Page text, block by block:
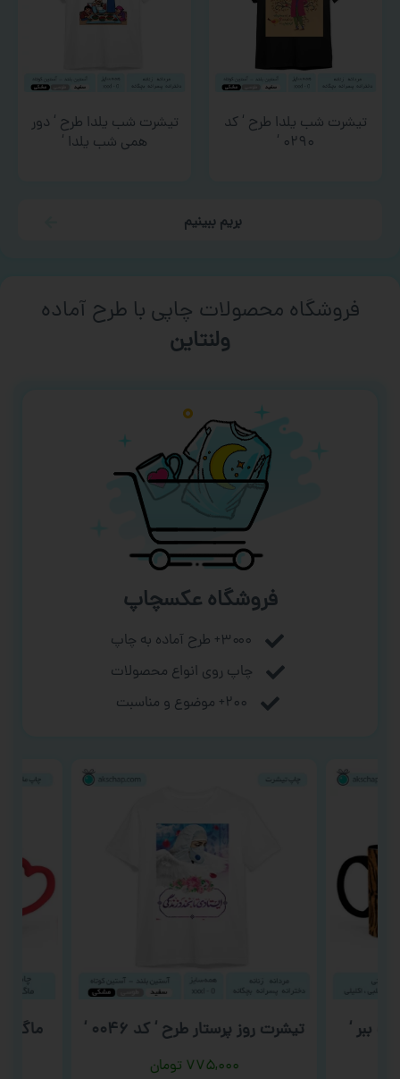
تیشرت شب یلدا طرح ‘ کد
۰۲۹۰ ‘
تیشرت شب یلدا طرح ‘ دور
همی شب یلدا ‘
بریم ببینیم
فروشگاه محصولات چاپی با طرح آماده
ورزشی
فروشگاه عکسچاپ
۳۰۰۰+ طرح آماده به چاپ
چاپ روی انواع محصولات
۲۰۰+ موضوع و مناسبت
ببر ‘ تیشرت روز پرستار طرح ‘ کد ۰۰۴۶ ‘
۷۷۵,۰۰۰ تومان
ماگ